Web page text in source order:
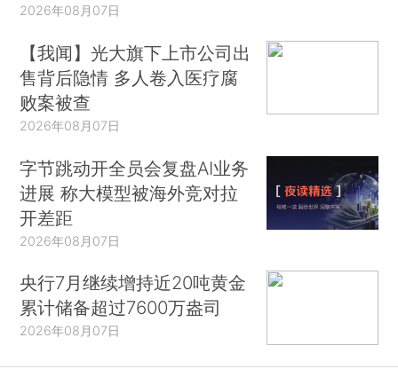
2026年08月07日
【我闻】光大旗下上市公司出
售背后隐情 多人卷入医疗腐
败案被查
2026年08月07日
字节跳动开全员会复盘AI业务
进展 称大模型被海外竞对拉
开差距
2026年08月07日
央行7月继续增持近20吨黄金
累计储备超过7600万盎司
2026年08月07日